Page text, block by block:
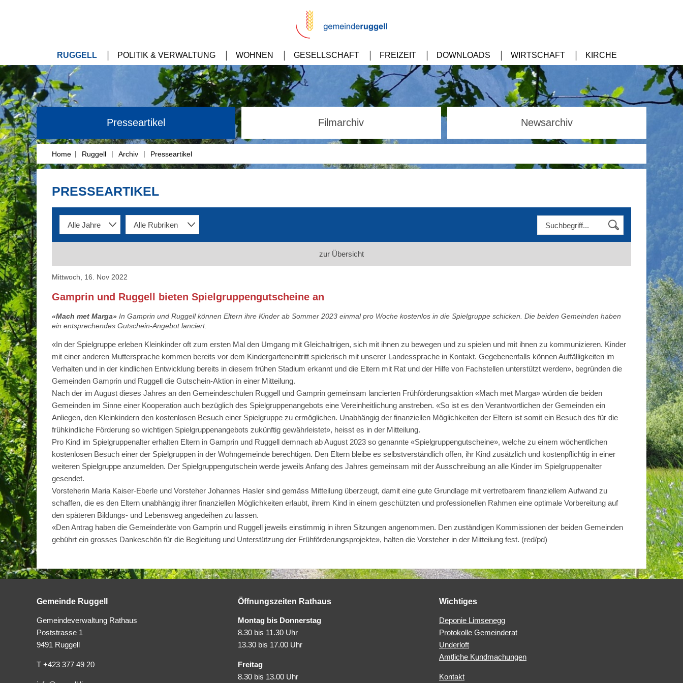
RUGGELL POLITIK & VERWALTUNG WOHNEN GESELLSCHAFT FREIZEIT DOWNLOADS WIRTSCHAFT KIRCHE
Presseartikel Filmarchiv Newsarchiv
Home | Ruggell | Archiv | Presseartikel
PRESSEARTIKEL
zur Übersicht
Mittwoch, 16. Nov 2022
Gamprin und Ruggell bieten Spielgruppengutscheine an
«Mach met Marga» In Gamprin und Ruggell können Eltern ihre Kinder ab Sommer 2023 einmal pro Woche kostenlos in die Spielgruppe schicken. Die beiden Gemeinden haben
ein entsprechendes Gutschein-Angebot lanciert.
«In der Spielgruppe erleben Kleinkinder oft zum ersten Mal den Umgang mit Gleichaltrigen, sich mit ihnen zu bewegen und zu spielen und mit ihnen zu kommunizieren. Kinder
mit einer anderen Muttersprache kommen bereits vor dem Kindergarteneintritt spielerisch mit unserer Landessprache in Kontakt. Gegebenenfalls können Auffälligkeiten im
Verhalten und in der kindlichen Entwicklung bereits in diesem frühen Stadium erkannt und die Eltern mit Rat und der Hilfe von Fachstellen unterstützt werden», begründen die
Gemeinden Gamprin und Ruggell die Gutschein-Aktion in einer Mitteilung.
Nach der im August dieses Jahres an den Gemeindeschulen Ruggell und Gamprin gemeinsam lancierten Frühförderungsaktion «Mach met Marga» würden die beiden
Gemeinden im Sinne einer Kooperation auch bezüglich des Spielgruppenangebots eine Vereinheitlichung anstreben. «So ist es den Verantwortlichen der Gemeinden ein
Anliegen, den Kleinkindern den kostenlosen Besuch einer Spielgruppe zu ermöglichen. Unabhängig der finanziellen Möglichkeiten der Eltern ist somit ein Besuch des für die
frühkindliche Förderung so wichtigen Spielgruppenangebots zukünftig gewährleistet», heisst es in der Mitteilung.
Pro Kind im Spielgruppenalter erhalten Eltern in Gamprin und Ruggell demnach ab August 2023 so genannte «Spielgruppengutscheine», welche zu einem wöchentlichen
kostenlosen Besuch einer der Spielgruppen in der Wohngemeinde berechtigen. Den Eltern bleibe es selbstverständlich offen, ihr Kind zusätzlich und kostenpflichtig in einer
weiteren Spielgruppe anzumelden. Der Spielgruppengutschein werde jeweils Anfang des Jahres gemeinsam mit der Ausschreibung an alle Kinder im Spielgruppenalter
gesendet.
Vorsteherin Maria Kaiser-Eberle und Vorsteher Johannes Hasler sind gemäss Mitteilung überzeugt, damit eine gute Grundlage mit vertretbarem finanziellem Aufwand zu
schaffen, die es den Eltern unabhängig ihrer finanziellen Möglichkeiten erlaubt, ihrem Kind in einem geschützten und professionellen Rahmen eine optimale Vorbereitung auf
den späteren Bildungs- und Lebensweg angedeihen zu lassen.
«Den Antrag haben die Gemeinderäte von Gamprin und Ruggell jeweils einstimmig in ihren Sitzungen angenommen. Den zuständigen Kommissionen der beiden Gemeinden
gebührt ein grosses Dankeschön für die Begleitung und Unterstützung der Frühförderungsprojekte», halten die Vorsteher in der Mitteilung fest. (red/pd)
Gemeinde Ruggell
Gemeindeverwaltung Rathaus
Poststrasse 1
9491 Ruggell
T +423 377 49 20
Öffnungszeiten Rathaus
Montag bis Donnerstag
8.30 bis 11.30 Uhr
13.30 bis 17.00 Uhr
Freitag
8.30 bis 13.00 Uhr
Wichtiges
Deponie Limsenegg
Protokolle Gemeinderat
Underloft
Amtliche Kundmachungen
Kontakt